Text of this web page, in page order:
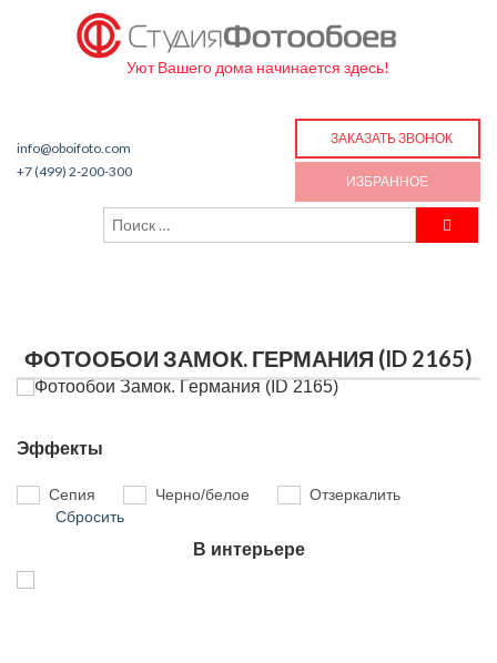
Уют Вашего дома начинается здесь!
info@oboifoto.com
+7 (499) 2-200-300
ЗАКАЗАТЬ ЗВОНОК
ИЗБРАННОЕ
ФОТООБОИ ЗАМОК. ГЕРМАНИЯ (ID 2165)
Эффекты
Сепия Черно/белое
Отзеркалить
Сбросить
В интерьере